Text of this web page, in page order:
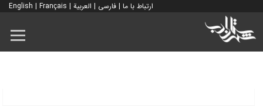
ارتباط با ما | فارسی | العربية |
English | Français